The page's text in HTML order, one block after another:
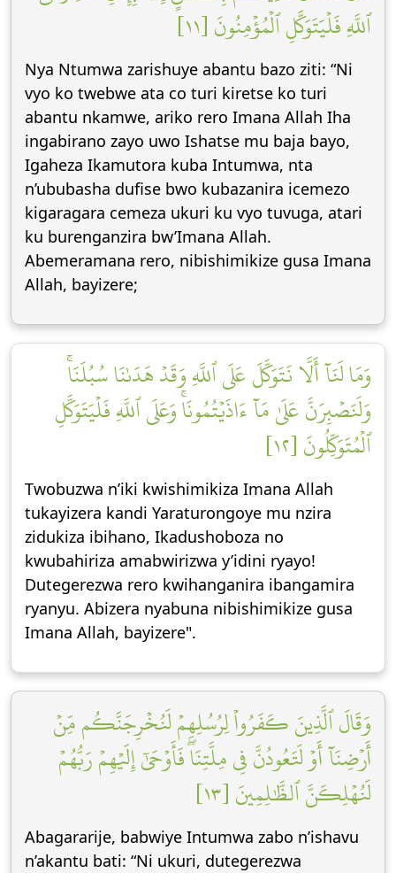
ٱللَّهِ فَلۡيَتَوَكَّلِ ٱلۡمُؤۡمِنُونَ [١١]
Nya Ntumwa zarishuye abantu bazo ziti: “Ni
vyo ko twebwe ata co turi kiretse ko turi
abantu nkamwe, ariko rero Imana Allah Iha
ingabirano zayo uwo Ishatse mu baja bayo,
Igaheza Ikamutora kuba Intumwa, nta
n’ububasha dufise bwo kubazanira icemezo
kigaragara cemeza ukuri ku vyo tuvuga, atari
ku burenganzira bw’Imana Allah.
Abemeramana rero, nibishimikize gusa Imana
Allah, bayizere;
وَمَا لَنَآ أَلَّا نَتَوَكَّلَ عَلَى ٱللَّهِ وَقَدۡ هَدَىٰنَا سُبُلَنَاۚ
وَلَنَصۡبِرَنَّ عَلَىٰ مَآ ءَاذَيۡتُمُونَاۚ وَعَلَى ٱللَّهِ فَلۡيَتَوَكَّلِ
ٱلۡمُتَوَكِّلُونَ [١٢]
Twobuzwa n’iki kwishimikiza Imana Allah
tukayizera kandi Yaraturongoye mu nzira
zidukiza ibihano, Ikadushoboza no
kwubahiriza amabwirizwa y’idini ryayo!
Dutegerezwa rero kwihanganira ibangamira
ryanyu. Abizera nyabuna nibishimikize gusa
Imana Allah, bayizere".
وَقَالَ ٱلَّذِينَ كَفَرُواْ لِرُسُلِهِمۡ لَنُخۡرِجَنَّكُم مِّنۡ
أَرۡضِنَآ أَوۡ لَتَعُودُنَّ فِي مِلَّتِنَاۖ فَأَوۡحَىٰٓ إِلَيۡهِمۡ رَبُّهُمۡ
لَنُهۡلِكَنَّ ٱلظَّٰلِمِينَ [١٣]
Abagararije, babwiye Intumwa zabo n’ishavu
n’akantu bati: “Ni ukuri, dutegerezwa